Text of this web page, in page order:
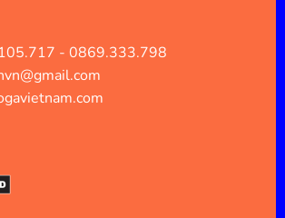
- 0869.333.798